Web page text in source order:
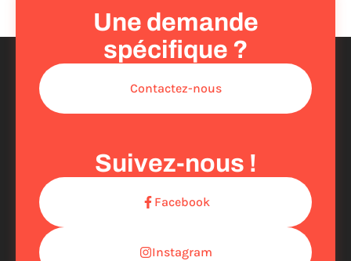
Une demande
spécifique ?
Contactez-nous
Suivez-nous !
Facebook
Instagram